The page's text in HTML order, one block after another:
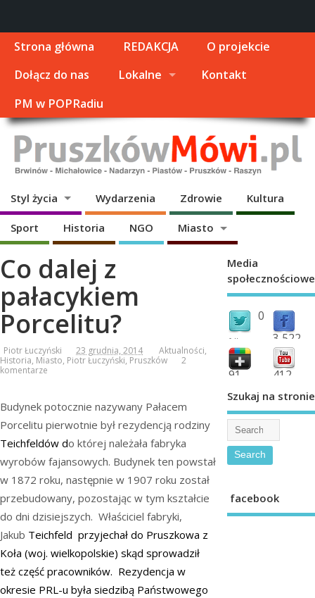
Strona główna REDAKCJA
O projekcie
Dołącz do nas
Lokalne
Kontakt
PM w POPRadiu
Styl życia Wydarzenia Zdrowie Kultura
Sport Historia NGO Miasto
Co dalej z
pałacykiem
Porcelitu?
Piotr Łuczyński 23 grudnia, 2014 Aktualności,
Historia, Miasto, Piotr Łuczyński, Pruszków
2
komentarze
Budynek potocznie nazywany Pałacem
Porcelitu pierwotnie był rezydencją rodziny
Teichfeldów do której należała fabryka
wyrobów fajansowych. Budynek ten powstał
w 1872 roku, następnie w 1907 roku został
przebudowany, pozostając w tym kształcie
do dni dzisiejszych. Właściciel fabryki,
Jakub Teichfeld przyjechał do Pruszkowa z
Koła (woj. wielkopolskie) skąd sprowadził
też część pracowników. Rezydencja w
okresie PRL-u była siedzibą Państwowego
Media
społecznościowe
0
followers 3,522
fans
91 412
Szukaj na stronie
facebook